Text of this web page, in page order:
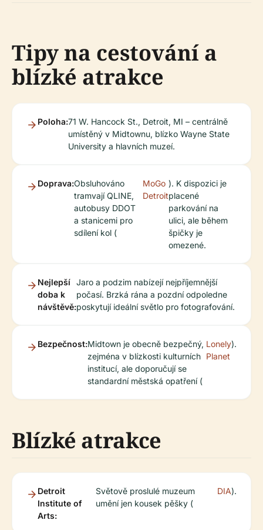
Tipy na cestování a
blízké atrakce
Poloha:71 W. Hancock St., Detroit, MI – centrálně
umístěný v Midtownu, blízko Wayne State
University a hlavních muzeí.
Doprava:Obsluhováno
tramvají QLINE,
autobusy DDOT
a stanicemi pro
sdílení kol (
MoGo
Detroit
). K dispozici je
placené
parkování na
ulici, ale během
špičky je
omezené.
Nejlepší
doba k
návštěvě:
Jaro a podzim nabízejí nejpříjemnější
počasí. Brzká rána a pozdní odpoledne
poskytují ideální světlo pro fotografování.
Bezpečnost:Midtown je obecně bezpečný,
zejména v blízkosti kulturních
institucí, ale doporučují se
standardní městská opatření (
Lonely
Planet
).
Blízké atrakce
Detroit
Institute of
Arts:
Světově proslulé muzeum
umění jen kousek pěšky (
DIA).